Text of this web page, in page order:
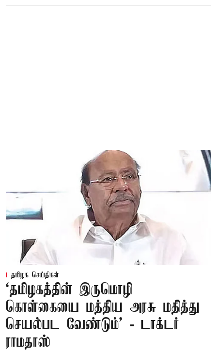
தமிழக செய்திகள்
‘தமிழகத்தின் இருமொழி
கொள்கையை மத்திய அரசு மதித்து
செயல்பட வேண்டும்’ - டாக்டர்
ராமதாஸ்